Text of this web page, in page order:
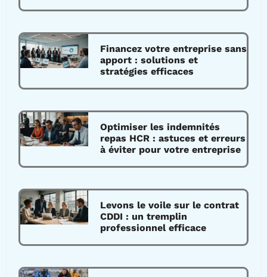
Financez votre entreprise sans
apport : solutions et
stratégies efficaces
Optimiser les indemnités
repas HCR : astuces et erreurs
à éviter pour votre entreprise
Levons le voile sur le contrat
CDDI : un tremplin
professionnel efficace